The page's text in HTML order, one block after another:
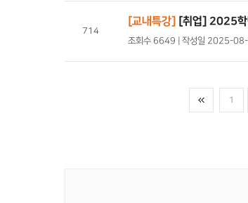
714
[교내특강] [취업] 2025학
조회수 6649 | 작성일 2025-
1